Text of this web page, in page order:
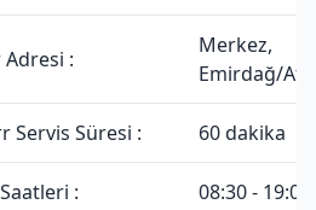
:
Merkez,
Emirdağ/
Servis Süresi : 60 dakika
: 08:30 - 19:00